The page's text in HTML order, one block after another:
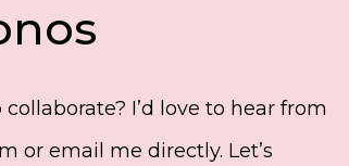
I’d love to hear from
or email me directly. Let’s